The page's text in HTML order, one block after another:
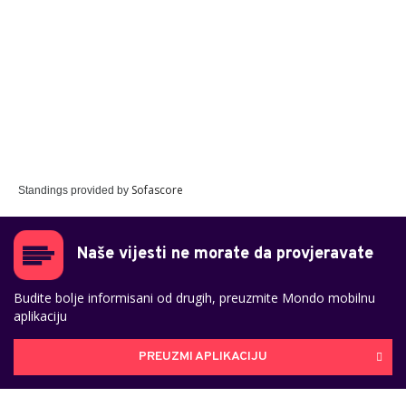
Standings provided by Sofascore
Naše vijesti ne morate da provjeravate
Budite bolje informisani od drugih, preuzmite Mondo mobilnu
aplikaciju
PREUZMI APLIKACIJU